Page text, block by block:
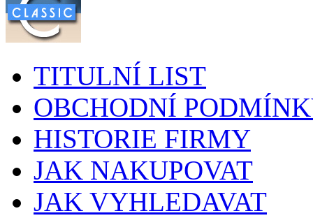
TITULNÍ LIST
OBCHODNÍ
HISTORIE FIRMY
JAK NAKUPOVAT
JAK VYHLEDAVAT